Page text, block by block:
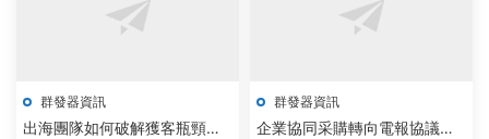
群發器資訊
出海團隊如何破解獲客瓶頸？
群發器資訊
企業協同采購轉向電報協議，